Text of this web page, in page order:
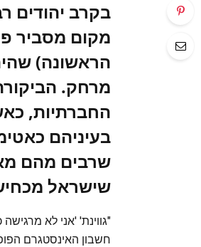
בקרב יהודים
הראשונה)
מרחק.
החברתיות,
בעיניהם
שרבים מהם
שישראל
"גווינת' 'אני לא